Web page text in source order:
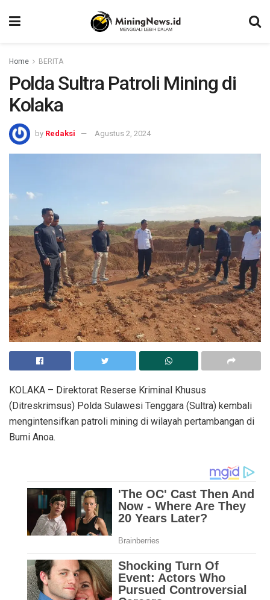
Home BERITA
Polda Sultra Patroli Mining di
Kolaka
by Redaksi Agustus 2, 2024
KOLAKA – Direktorat Reserse Kriminal Khusus
(Ditreskrimsus) Polda Sulawesi Tenggara (Sultra) kembali
mengintensifkan patroli mining di wilayah pertambangan di
Bumi Anoa.